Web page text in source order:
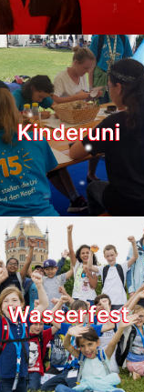
Kinderuni
Wasserfest